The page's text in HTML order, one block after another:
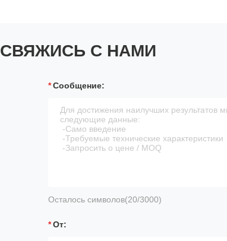
СВЯЖИСЬ С НАМИ
Сообщение:
Осталось символов(20/3000)
От: